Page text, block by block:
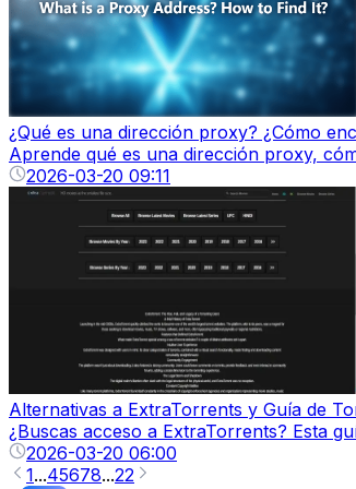
¿Qué es una dirección proxy? ¿Cómo
Aprende qué es una dirección proxy,
2026-03-20 09:11
Alternativas a ExtraTorrents y Guía de
¿Buscas acceso a ExtraTorrents? Esta
2026-03-20 06:00
1...45678...22